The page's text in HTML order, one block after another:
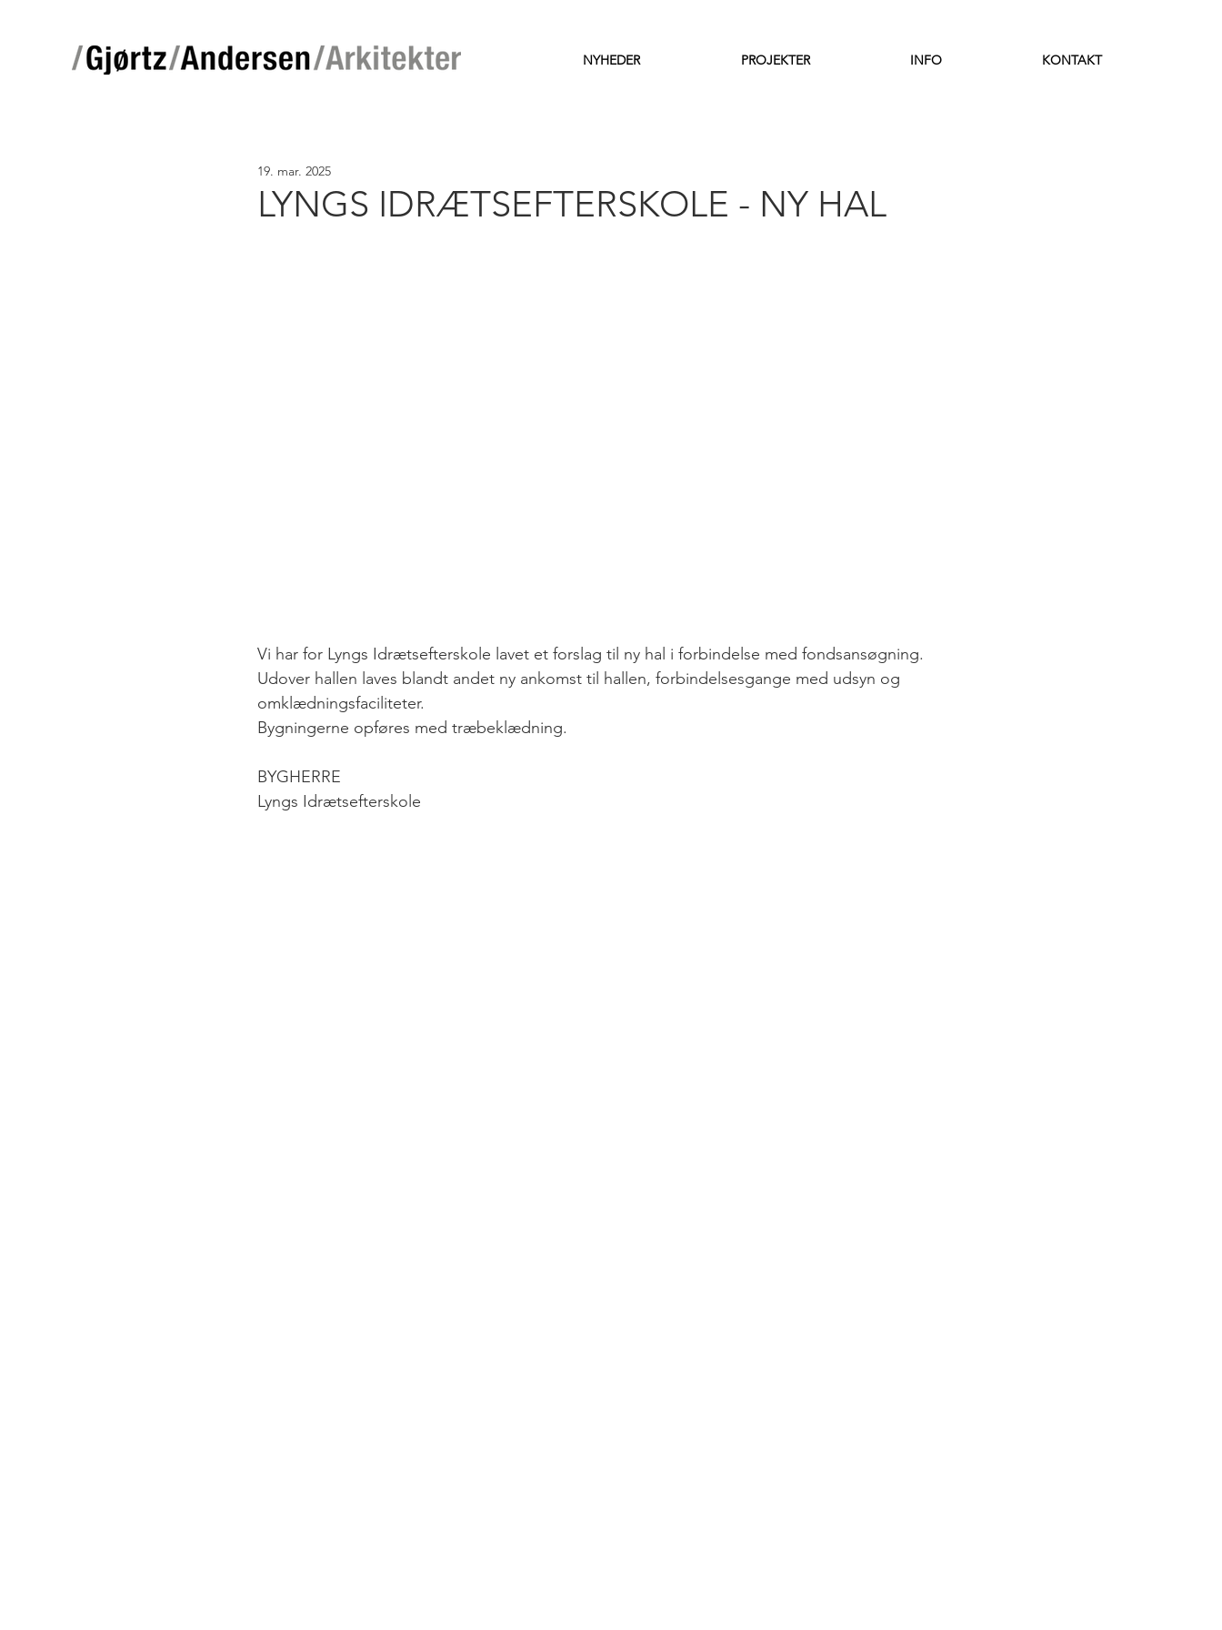
NYHEDER PROJEKTER INFO KONTAKT
LYNGS IDRÆTSEFTERSKOLE - NY HAL
19. mar. 2025
Vi har for Lyngs Idrætsefterskole lavet et forslag til ny hal i forbindelse med fondsansøgning.
Udover hallen laves blandt andet ny ankomst til hallen, forbindelsesgange med udsyn og
omklædningsfaciliteter.
Bygningerne opføres med træbeklædning.
BYGHERRE
Lyngs Idrætsefterskole